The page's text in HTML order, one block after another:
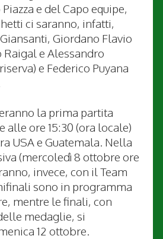
e del Capo equipe,
ci saranno, infatti,
Giordano Flavio
e Alessandro
e Federico Puyana
la prima partita
alle ore 15:30 (ora locale)
USA e Guatemala. Nella
(mercoledì 8 ottobre ore
invece, con il Team
sono in programma
mentre le finali, con
medaglie, si
12 ottobre.